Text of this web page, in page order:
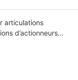
articulations
d’actionneurs